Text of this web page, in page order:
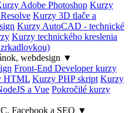
Adobe Photoshop Kurzy
Kurzy 3D tlače a
Kurzy AutoCAD - technické
Kurzy technického kreslenia
webdesign ▼
Front-End Developer kurzy
HTML Kurzy PHP skript Kurzy
a Vue Pokročilé kurzy
Facebook a SEO ▼